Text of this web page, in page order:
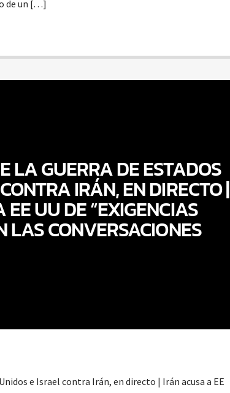
de un […]
LA GUERRA DE ESTADOS
IRÁN, EN DIRECTO |
UU DE “EXIGENCIAS
LAS CONVERSACIONES
e Israel contra Irán, en directo | Irán acusa a EE